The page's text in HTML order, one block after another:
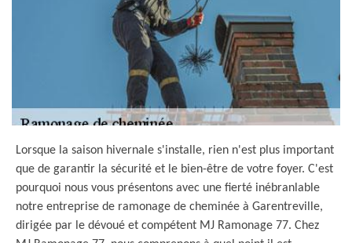
Lorsque la saison hivernale s'installe, rien n'est plus important
que de garantir la sécurité et le bien-être de votre foyer. C'est
pourquoi nous vous présentons avec une fierté inébranlable
notre entreprise de ramonage de cheminée à Garentreville,
dirigée par le dévoué et compétent MJ Ramonage 77. Chez